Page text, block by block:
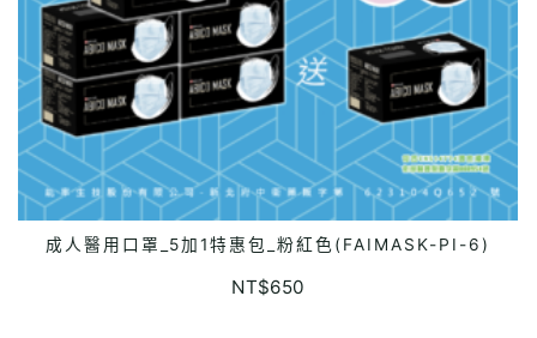
ADD TO CART
成人醫用口罩_5加1特惠包_粉紅色(FAIMASK-PI-6)
NT$650